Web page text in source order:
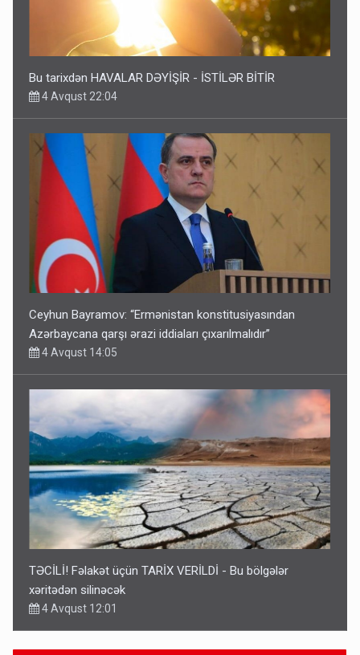
Bu tarixdən HAVALAR DƏYİŞİR - İSTİLƏR BİTİR
4 Avqust 22:04
Ceyhun Bayramov: “Ermənistan konstitusiyasından
Azərbaycana qarşı ərazi iddiaları çıxarılmalıdır”
4 Avqust 14:05
TƏCİLİ! Fəlakət üçün TARİX VERİLDİ - Bu bölgələr
xəritədən silinəcək
4 Avqust 12:01